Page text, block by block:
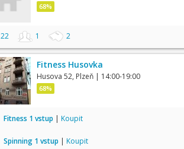
68%
22 1 2
Fitness Husovka
Husova 52, Plzeň | 14:00-19:00
68%
Fitness 1 vstup | Koupit
Spinning 1 vstup | Koupit